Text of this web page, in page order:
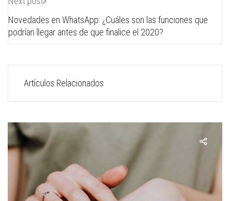
Novedades en WhatsApp: ¿Cuáles son las funciones que
podrían llegar antes de que finalice el 2020?
Artículos Relacionados